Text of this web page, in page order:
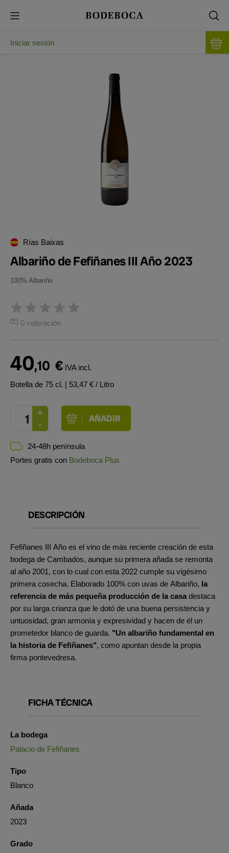
Iniciar sesión
Rías Baixas
Albariño de Fefiñanes III Año 2023
100% Albariño
0 valoración
40,10 € IVA incl.
Botella de 75 cl. | 53,47 € / Litro
24-48h península
Portes gratis con Bodeboca Plus
DESCRIPCIÓN
Fefiñanes III Año es el vino de más reciente creación de esta
bodega de Cambados, aunque su primera añada se remonta
al año 2001, con lo cual con esta 2022 cumple su vigésimo
primera cosecha. Elaborado 100% con uvas de Albariño, la
referencia de más pequeña producción de la casa destaca
por su larga crianza que le dotó de una buena persistencia y
untuosidad, gran armonía y expresividad y hacen de él un
prometedor blanco de guarda. "Un albariño fundamental en
la historia de Fefiñanes", como apuntan desde la propia
firma pontevedresa.
FICHA TÉCNICA
La bodega
Palacio de Fefiñanes
Tipo
Blanco
Añada
2023
Grado